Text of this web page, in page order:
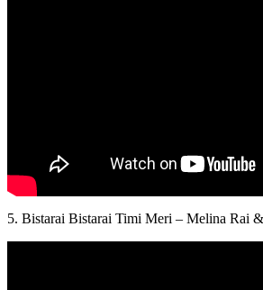
5. Bistarai Bistarai Timi Meri – Melina Rai